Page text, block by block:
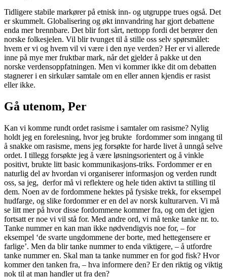
Tidligere stabile markører på etnisk inn- og utgruppe trues også. Det
er skummelt. Globalisering og økt innvandring har gjort debattene
enda mer brennbare. Det blir fort sårt, nettopp fordi det berører den
norske folkesjelen. Vil blir tvunget til å stille oss selv spørsmålet:
hvem er vi og hvem vil vi være i den nye verden? Her er vi allerede
inne på mye mer fruktbar mark, når det gjelder å pakke ut den
norske verdensoppfatningen. Men vi kommer ikke dit om debatten
stagnerer i en sirkulær samtale om en eller annen kjendis er rasist
eller ikke.
Gå utenom, Per
Kan vi komme rundt ordet rasisme i samtaler om rasisme? Nylig
holdt jeg en forelesning, hvor jeg brukte fordommer som inngang til
å snakke om rasisme, mens jeg forsøkte for harde livet å unngå selve
ordet. I tillegg forsøkte jeg å være løsningsorientert og å vinkle
positivt, brukte litt basic kommunikasjons-triks. Fordommer er en
naturlig del av hvordan vi organiserer informasjon og verden rundt
oss, sa jeg, derfor må vi reflektere og hele tiden aktivt ta stilling til
dem. Noen av de fordommene hektes på fysiske trekk, for eksempel
hudfarge, og slike fordommer er en del av norsk kulturarven. Vi må
se litt mer på hvor disse fordommene kommer fra, og om det igjen
fortsatt er noe vi vil stå for. Med andre ord, vi må tenke tanke nr. to.
Tanke nummer en kan man ikke nødvendigvis noe for, – for
eksempel ‘de svarte ungdommene der borte, med hettegensere er
farlige’. Men da blir tanke nummer to enda viktigere, – å utfordre
tanke nummer en. Skal man ta tanke nummer en for god fisk? Hvor
kommer den tanken fra, – hva informere den? Er den riktig og viktig
nok til at man handler ut fra den?